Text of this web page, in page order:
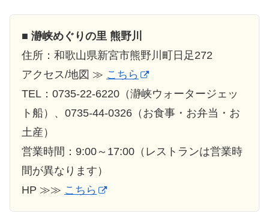
■ 瀞峡めぐりの里 熊野川
住所：和歌山県新宮市熊野川町日足272
アクセス/地図 ≫ こちら
TEL：0735-22-6220（瀞峡ウォータージェッ
ト船）、0735-44-0326（お食事・お弁当・お
土産）
営業時間：9:00～17:00（レストランは営業時
間が異なります）
HP ≫≫ こちら